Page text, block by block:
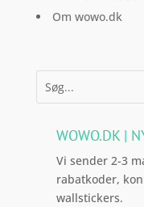
Om wowo.dk
WOWO.DK |
Vi sender 2-3
rabatkoder,
wallstickers.